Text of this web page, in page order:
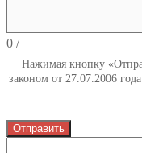
0 /
Нажимая кнопку
законом от 27.07.2006
Отправить